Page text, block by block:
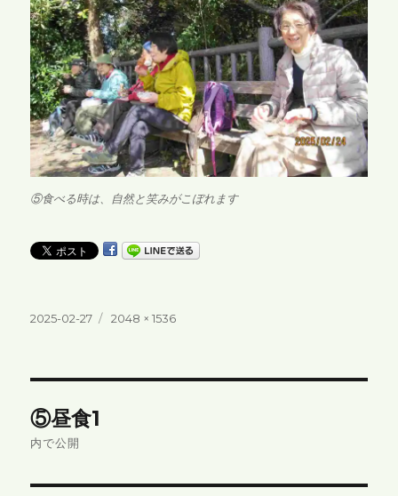
⑤食べる時は、自然と笑みがこぼれます
投
2025-02-27
フ
2048 × 1536
稿
⑤昼食1
内で公開